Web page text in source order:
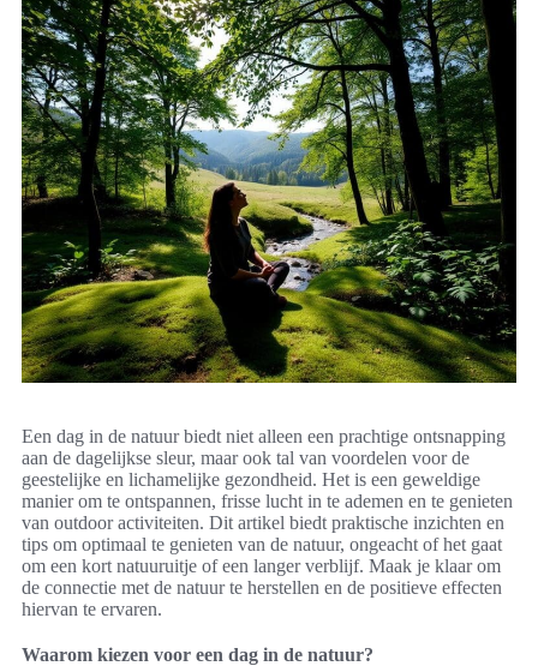
Een dag in de natuur biedt niet alleen een prachtige ontsnapping
aan de dagelijkse sleur, maar ook tal van voordelen voor de
geestelijke en lichamelijke gezondheid. Het is een geweldige
manier om te ontspannen, frisse lucht in te ademen en te genieten
van outdoor activiteiten. Dit artikel biedt praktische inzichten en
tips om optimaal te genieten van de natuur, ongeacht of het gaat
om een kort natuuruitje of een langer verblijf. Maak je klaar om
de connectie met de natuur te herstellen en de positieve effecten
hiervan te ervaren.
Waarom kiezen voor een dag in de natuur?